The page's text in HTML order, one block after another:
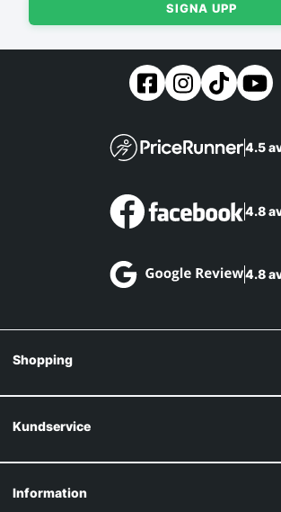
SIGNA UPP
4.5
4.8
4.8
Shopping
Kundservice
Information